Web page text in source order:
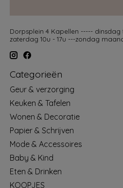
Dorpsplein 4 Kapellen ----- dinsdag
zaterdag 10u - 17u ---zondag
Categorieën
Geur & verzorging
Keuken & Tafelen
Wonen & Decoratie
Papier & Schrijven
Mode & Accessoires
Baby & Kind
Eten & Drinken
KOOPJES